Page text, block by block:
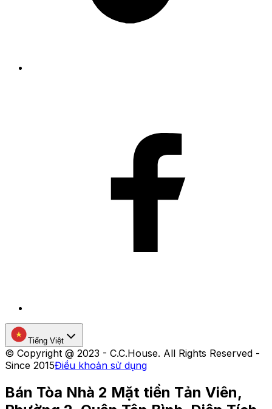
Tiếng Việt
© Copyright @ 2023 - C.C.House. All Rights Reserved -
Since 2015Điều khoản sử dụng
Bán Tòa Nhà 2 Mặt tiền Tản Viên,